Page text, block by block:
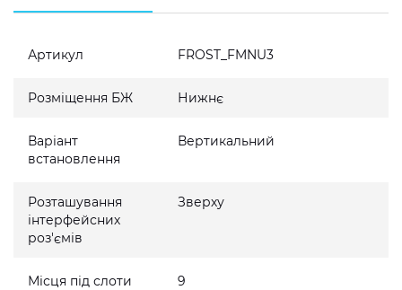
Артикул FROST_FMNU3
Розміщення БЖ Нижнє
Варіант
встановлення
Вертикальний
Розташування
інтерфейсних
роз'ємів
Зверху
Місця під слоти
9